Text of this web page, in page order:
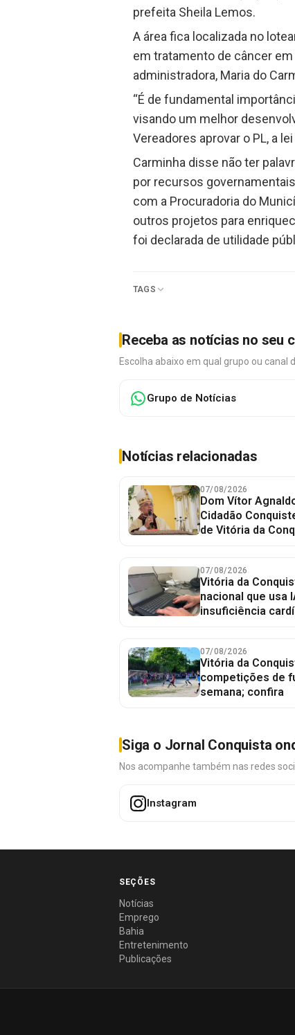
prefeita Sheila Lemos.
A área fica localizada no
em tratamento de câncer
administradora, Maria do
“É de fundamental
visando um melhor
Vereadores aprovar o PL, a
Carminha disse não ter
por recursos
com a Procuradoria do
outros projetos para
foi declarada de utilidade
TAGS
Receba as notícias no seu
Escolha abaixo em qual grupo ou canal
Grupo de Notícias
Notícias relacionadas
07/08/2026
Dom Vítor
Cidadão
de Vitória da
07/08/2026
Vitória da
nacional que usa
insuficiência
07/08/2026
Vitória da
competições de
semana; confira
Siga o Jornal Conquista
Nos acompanhe também nas redes
Instagram
SEÇÕES
Notícias
Emprego
Bahia
Entretenimento
Publicações